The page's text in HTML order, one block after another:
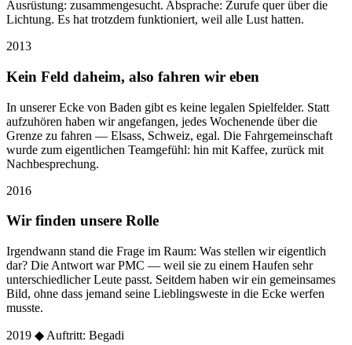
Ausrüstung: zusammengesucht. Absprache: Zurufe quer über die
Lichtung. Es hat trotzdem funktioniert, weil alle Lust hatten.
2013
Kein Feld daheim, also fahren wir eben
In unserer Ecke von Baden gibt es keine legalen Spielfelder. Statt
aufzuhören haben wir angefangen, jedes Wochenende über die
Grenze zu fahren — Elsass, Schweiz, egal. Die Fahrgemeinschaft
wurde zum eigentlichen Teamgefühl: hin mit Kaffee, zurück mit
Nachbesprechung.
2016
Wir finden unsere Rolle
Irgendwann stand die Frage im Raum: Was stellen wir eigentlich
dar? Die Antwort war PMC — weil sie zu einem Haufen sehr
unterschiedlicher Leute passt. Seitdem haben wir ein gemeinsames
Bild, ohne dass jemand seine Lieblingsweste in die Ecke werfen
musste.
2019 ◆ Auftritt: Begadi